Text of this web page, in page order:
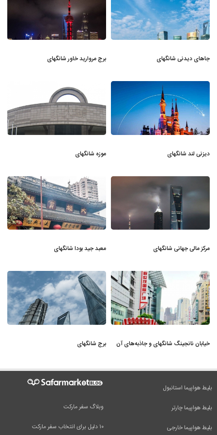
جاهای دیدنی شانگهای برج مروارید خاور شانگهای
دیزنی لند شانگهای موزه شانگهای
مرکز مالی جهانی شانگهای معبد جید بودا شانگهای
خیابان نانجینگ شانگهای و جاذبه‌های آن برج شانگهای
وبلاگ سفر مارکت
۱۰ دلیل برای انتخاب سفر مارکت
بلیط هواپیما استانبول
بلیط هواپیما چارتر
بلیط هواپیما خارجی